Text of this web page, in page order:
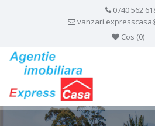
0740 562
Cos (0)